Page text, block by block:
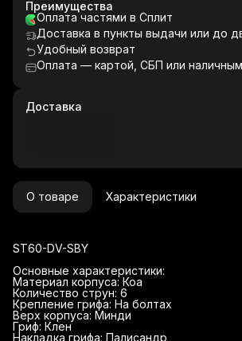
Преимущества
Оплата частями в Сплит
Доставка в пункты выдачи или до
Удобный возврат
Оплата — картой, СБП или
Доставка
О товаре Характеристики
ST60-DV-SBY
Основные характеристики:
Материал корпуса: Коа
Количество струн: 6
Крепление грифа: На болтах
Верх корпуса: Минди
Гриф: Клен
Накладка грифа: Палисандр